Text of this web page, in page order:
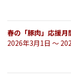
春の「豚肉」応援月
2026年3月1日 〜